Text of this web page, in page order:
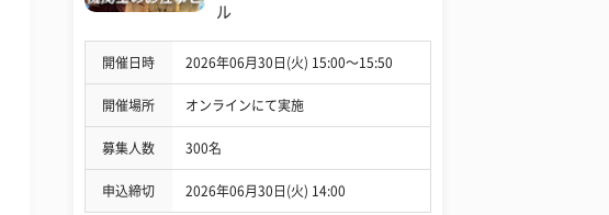
ル
開催日時 2026年06月30日(火) 15:00〜15:50
開催場所 オンラインにて実施
募集人数 300名
申込締切 2026年06月30日(火) 14:00